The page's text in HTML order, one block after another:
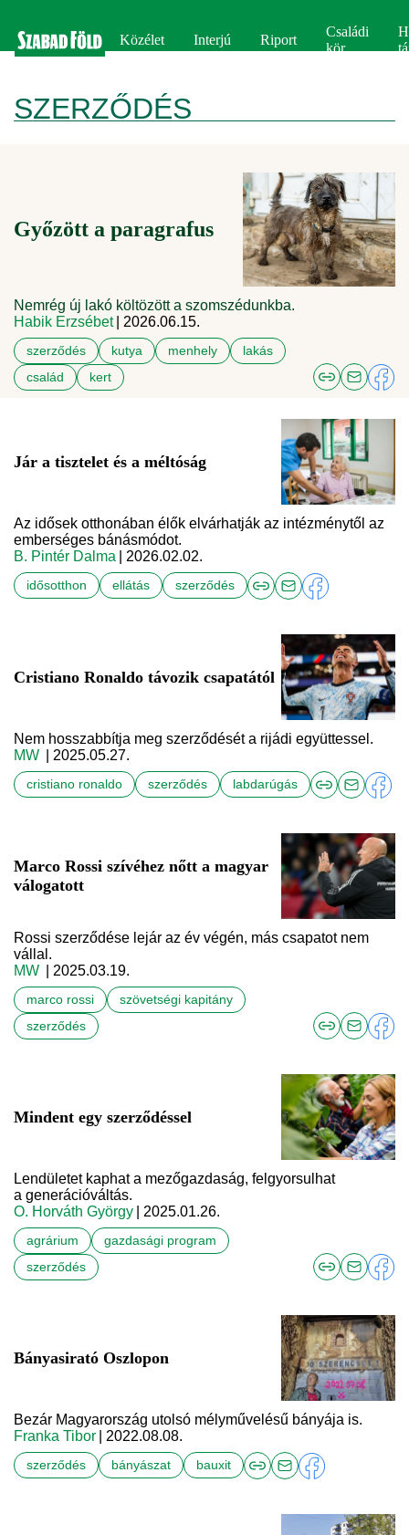
Közélet Interjú Riport
Családi
kör
SZERZŐDÉS
Győzött a paragrafus
Nemrég új lakó költözött a szomszédunkba.
Habik Erzsébet
| 2026.06.15.
szerződés kutya menhely
lakás
család
kert
Jár a tisztelet és a méltóság
Az idősek otthonában élők elvárhatják az intézménytől az
emberséges bánásmódot.
B. Pintér Dalma
| 2026.02.02.
idősotthon ellátás szerződés
Cristiano Ronaldo távozik csapatától
Nem hosszabbítja meg szerződését a rijádi együttessel.
MW
| 2025.05.27.
cristiano ronaldo szerződés labdarúgás
Marco Rossi szívéhez nőtt a magyar
válogatott
Rossi szerződése lejár az év végén, más csapatot nem
vállal.
MW
| 2025.03.19.
marco rossi
szövetségi kapitány
szerződés
Mindent egy szerződéssel
Lendületet kaphat a mezőgazdaság, felgyorsulhat
a generációváltás.
O. Horváth György
| 2025.01.26.
agrárium
gazdasági program
szerződés
Bányasirató Oszlopon
Bezár Magyarország utolsó mélyművelésű bányája is.
Franka Tibor
| 2022.08.08.
szerződés bányászat bauxit